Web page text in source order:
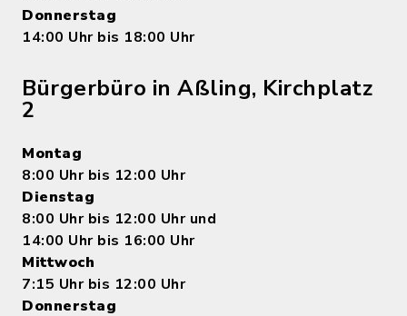
Donnerstag
14:00 Uhr bis 18:00 Uhr
Bürgerbüro in Aßling, Kirchplatz
2
Montag
8:00 Uhr bis 12:00 Uhr
Dienstag
8:00 Uhr bis 12:00 Uhr und
14:00 Uhr bis 16:00 Uhr
Mittwoch
7:15 Uhr bis 12:00 Uhr
Donnerstag